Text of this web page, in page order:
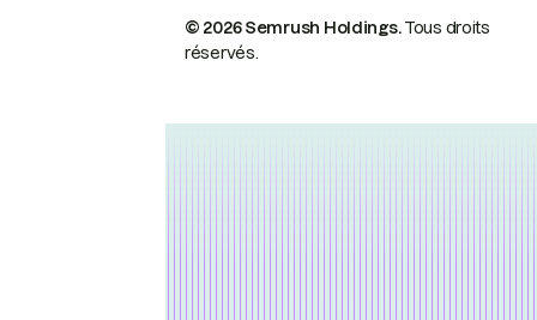
© 2026 Semrush Holdings.Tous droits
réservés.